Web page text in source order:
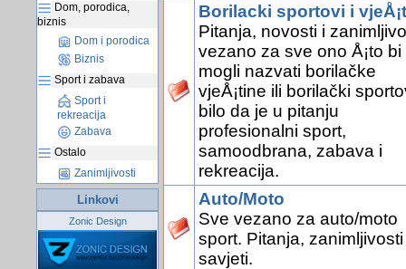
Dom, porodica,
biznis
Dom i porodica
Biznis
Sport i zabava
Sport i
rekreacija
Zabava
Ostalo
Zanimljivosti
Linkovi
Zonic Design
Borilacki sportovi i
Pitanja, novosti i
vezano za sve ono Å¡to bi
mogli nazvati borilačke
vjeÅ¡tine ili borilački
bilo da je u pitanju
profesionalni sport,
samoodbrana, zabava i
rekreacija.
Auto/Moto
Sve vezano za auto/moto
sport. Pitanja, zanimljivosti
savjeti.